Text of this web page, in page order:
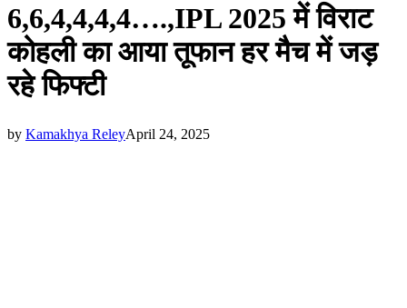
6,6,4,4,4,4….,IPL 2025 में विराट
कोहली का आया तूफान हर मैच में जड़
रहे फिफ्टी
by Kamakhya ReleyApril 24, 2025